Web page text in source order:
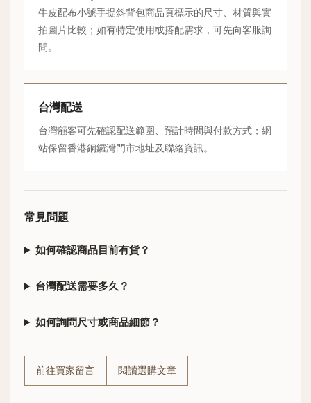
牛皮配布小號手提斜背包商品頁標示的尺寸、材質與實
拍圖片比較；如有特定使用或搭配需求，可先向客服詢
問。
台灣配送
台灣顧客可先確認配送範圍、預計時間與付款方式；網
站保留香港銅鑼灣門市地址及聯絡資訊。
常見問題
如何確認商品目前有貨？
台灣配送需要多久？
如何詢問尺寸或商品細節？
前往買家留言 閱讀選購文章